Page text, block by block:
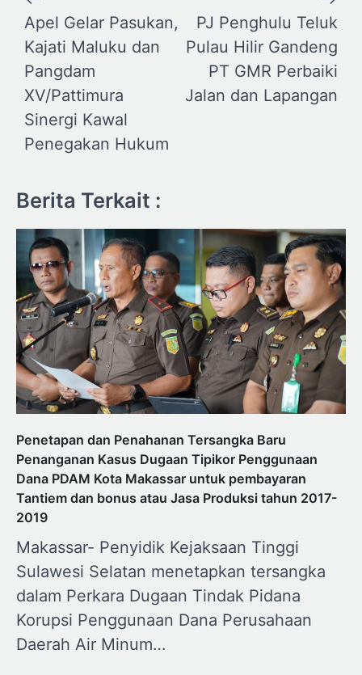
pos
Apel Gelar Pasukan,
Kajati Maluku dan
Pangdam
XV/Pattimura
Sinergi Kawal
Penegakan Hukum
PJ Penghulu Teluk
Pulau Hilir Gandeng
PT GMR Perbaiki
Jalan dan Lapangan
Berita Terkait :
Penetapan dan Penahanan Tersangka Baru
Penanganan Kasus Dugaan Tipikor Penggunaan
Dana PDAM Kota Makassar untuk pembayaran
Tantiem dan bonus atau Jasa Produksi tahun 2017-
2019
Makassar- Penyidik Kejaksaan Tinggi
Sulawesi Selatan menetapkan tersangka
dalam Perkara Dugaan Tindak Pidana
Korupsi Penggunaan Dana Perusahaan
Daerah Air Minum…